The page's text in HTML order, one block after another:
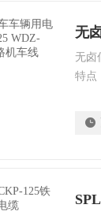
无卤
特点
油